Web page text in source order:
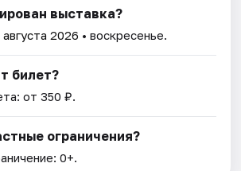
выставка?
августа 2026 • воскресенье.
билет?
от 350 ₽.
ограничения?
0+.